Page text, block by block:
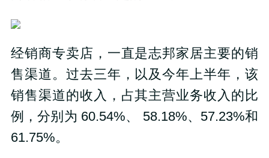
经销商专卖店，一直是志邦家居主要的销
售渠道。过去三年，以及今年上半年，该
销售渠道的收入，占其主营业务收入的比
例，分别为 60.54%、 58.18%、57.23%和
61.75%。